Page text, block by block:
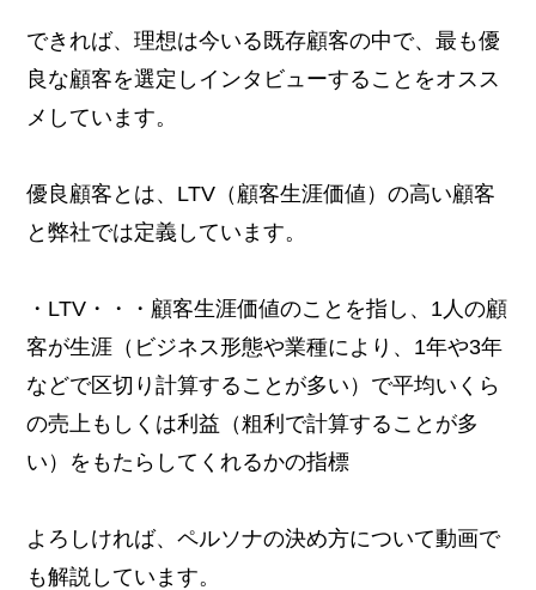
できれば、理想は今いる既存顧客の中で、最も優
良な顧客を選定しインタビューすることをオスス
メしています。
優良顧客とは、LTV（顧客生涯価値）の高い顧客
と弊社では定義しています。
・LTV・・・顧客生涯価値のことを指し、1人の顧
客が生涯（ビジネス形態や業種により、1年や3年
などで区切り計算することが多い）で平均いくら
の売上もしくは利益（粗利で計算することが多
い）をもたらしてくれるかの指標
よろしければ、ペルソナの決め方について動画で
も解説しています。